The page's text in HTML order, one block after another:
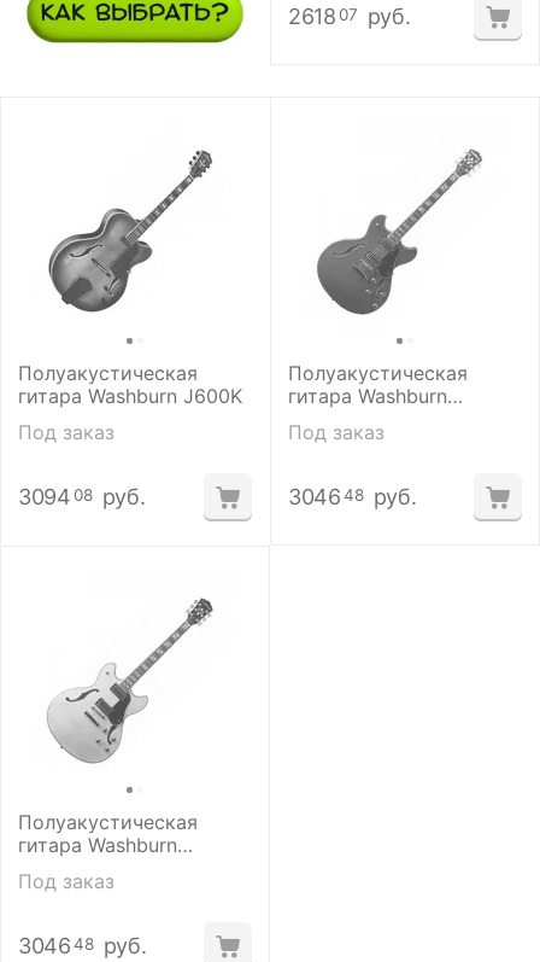
2618 07 руб.
Полуакустическая
гитара Washburn J600K
Под заказ
3094 08 руб.
Полуакустическая
гитара Washburn
HB35WRK
Под заказ
3046 48 руб.
Полуакустическая
гитара Washburn
Под заказ
3046 48 руб.